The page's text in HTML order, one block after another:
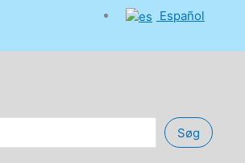
Español
Søg